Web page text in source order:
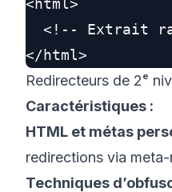
<html>
<!-- Extrait
Redirecteurs de 2ᵉ
Caractéristiques :
HTML et métas
redirections via
Techniques